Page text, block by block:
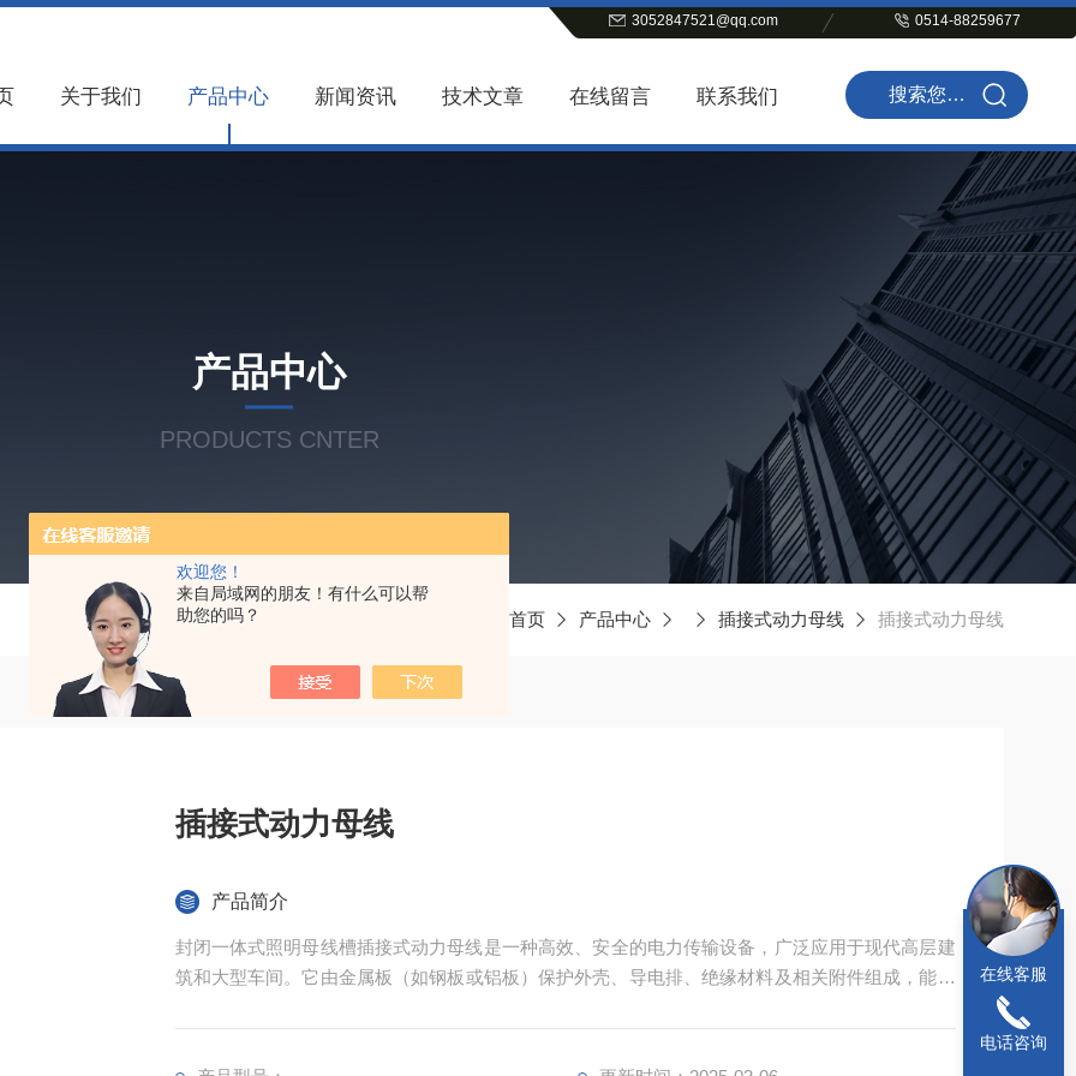
欢迎您！
来自局域网的朋友！有什么可以帮
助您的吗？
3052847521@qq.com 0514-88259677
关于我们 产品中心 新闻资讯 技术文章 在线留言 联系我们
产品中心
PRODUCTS CNTER
首页 产品中心 插接式动力母线 插接式动力母线
插接式动力母线
产品简介
封闭一体式照明母线槽插接式动力母线‌是一种高效、安全的电力传输设备，广泛应用于现代高层建
筑和大型车间。它由金属板（如钢板或铝板）保护外壳、导电排、绝缘材料及相关附件组成，能够
在线客服
电话咨询